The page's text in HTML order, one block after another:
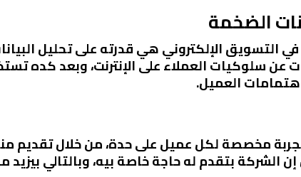
الضخمة
التسويق الإلكتروني هي قدرته على تحليل
عن سلوكيات العملاء على الإنترنت، وبعد كده
العميل.
تجربة مخصصة لكل عميل على حدة، من خلال تقديم
بتقدم له حاجة خاصة بيه، وبالتالي بيزيد